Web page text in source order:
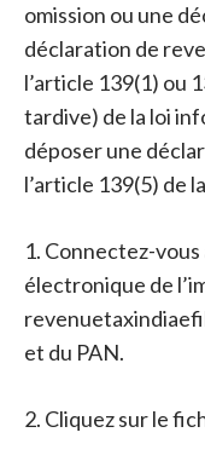
omission ou une
déclaration de
l’article 139(1) ou
tardive) de la loi
déposer une
l’article 139(5) de
1. Connectez-
électronique de
et du PAN.
2. Cliquez sur le